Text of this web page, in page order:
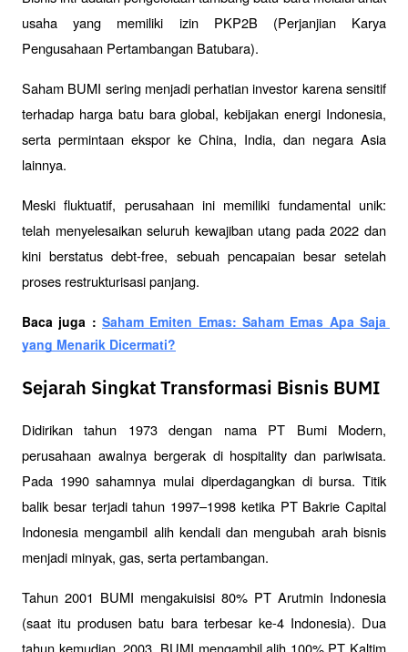
usaha yang memiliki izin PKP2B (Perjanjian Karya
Pengusahaan Pertambangan Batubara).
Saham BUMI sering menjadi perhatian investor karena sensitif
terhadap harga batu bara global, kebijakan energi Indonesia,
serta permintaan ekspor ke China, India, dan negara Asia
lainnya.
Meski fluktuatif, perusahaan ini memiliki fundamental unik:
telah menyelesaikan seluruh kewajiban utang pada 2022 dan
kini berstatus debt-free, sebuah pencapaian besar setelah
proses restrukturisasi panjang.
Baca juga : Saham Emiten Emas: Saham Emas Apa Saja
yang Menarik Dicermati?
Sejarah Singkat Transformasi Bisnis BUMI
Didirikan tahun 1973 dengan nama PT Bumi Modern,
perusahaan awalnya bergerak di hospitality dan pariwisata.
Pada 1990 sahamnya mulai diperdagangkan di bursa. Titik
balik besar terjadi tahun 1997–1998 ketika PT Bakrie Capital
Indonesia mengambil alih kendali dan mengubah arah bisnis
menjadi minyak, gas, serta pertambangan.
Tahun 2001 BUMI mengakuisisi 80% PT Arutmin Indonesia
(saat itu produsen batu bara terbesar ke-4 Indonesia). Dua
tahun kemudian, 2003, BUMI mengambil alih 100% PT Kaltim